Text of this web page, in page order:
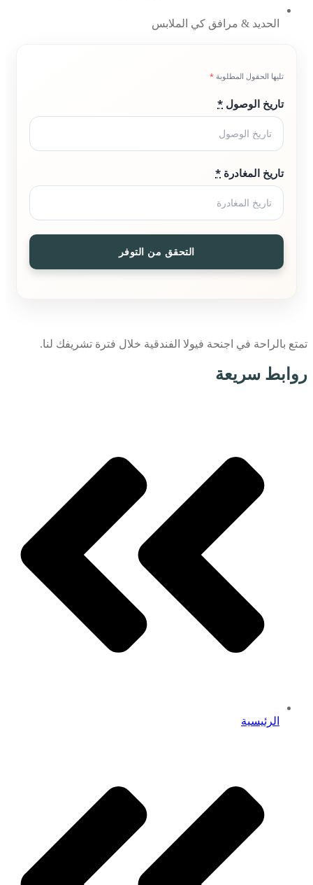
الحديد & مرافق كي الملابس
تليها الحقول المطلوبة *
تاريخ الوصول *
تاريخ المغادرة *
تمتع بالراحة في اجنحة فيولا الفندقية خلال فترة تشريفك لنا.
روابط سريعة
الرئيسية